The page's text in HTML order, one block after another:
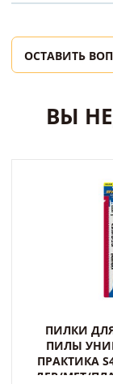
ОСТАВИТЬ
ВЫ
ПИЛКИ
ПИЛЫ
ПРАКТИКА
ДЕР/МЕТ/